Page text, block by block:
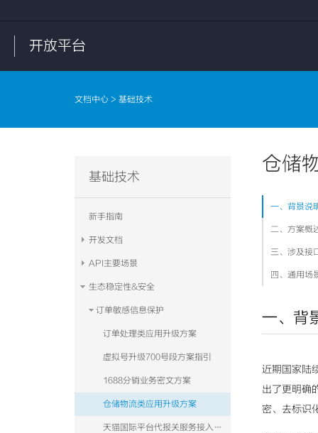
开放平台
文档中心 > 基础技术
基础技术
新手指南
开发文档
API主要场景
生态稳定性&安全
订单敏感信息保护
订单处理类应用升级方案
虚拟号升级700号段方案指引
1688分销业务密文方案
仓储物流类应用升级方案
天猫国际平台代报关服务接入手册
仓储
一、背景说
二、方案概
三、涉及接
四、通用场
一、背
近期国家陆
出了更明确
密、去标识